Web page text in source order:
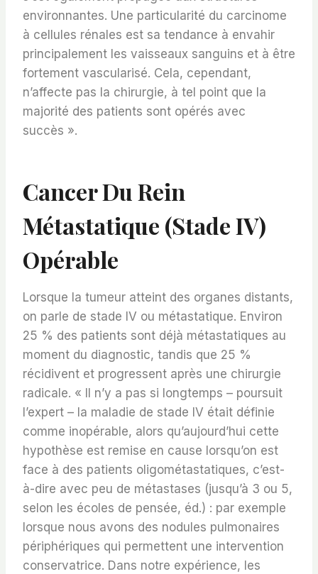
environnantes. Une particularité du carcinome
à cellules rénales est sa tendance à envahir
principalement les vaisseaux sanguins et à être
fortement vascularisé. Cela, cependant,
n’affecte pas la chirurgie, à tel point que la
majorité des patients sont opérés avec
succès ».
Cancer Du Rein
Métastatique (stade IV)
Opérable
Lorsque la tumeur atteint des organes distants,
on parle de stade IV ou métastatique. Environ
25 % des patients sont déjà métastatiques au
moment du diagnostic, tandis que 25 %
récidivent et progressent après une chirurgie
radicale. « Il n’y a pas si longtemps – poursuit
l’expert – la maladie de stade IV était définie
comme inopérable, alors qu’aujourd’hui cette
hypothèse est remise en cause lorsqu’on est
face à des patients oligométastatiques, c’est-
à-dire avec peu de métastases (jusqu’à 3 ou 5,
selon les écoles de pensée, éd.) : par exemple
lorsque nous avons des nodules pulmonaires
périphériques qui permettent une intervention
conservatrice. Dans notre expérience, les